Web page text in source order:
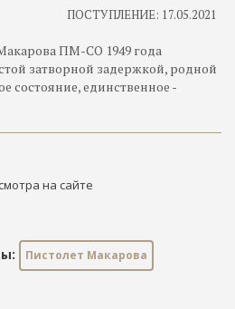
ПОСТУПЛЕНИЕ: 17.05.2021
ПМ-СО 1949 года
затворной задержкой, родной
состояние, единственное -
на сайте
Пистолет Макарова